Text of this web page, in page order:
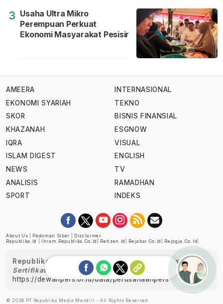
3 Usaha Ultra Mikro
Perempuan Perkuat
Ekonomi Masyarakat Pesisir
AMEERA
EKONOMI SYARIAH
SKOR
KHAZANAH
IQRA
ISLAM DIGEST
NEWS
ANALISIS
SPORT
INTERNASIONAL
TEKNO
BISNIS FINANSIAL
ESGNOW
VISUAL
ENGLISH
TV
RAMADHAN
INDEKS
About Us Pedoman Siber
Disclaimer
Republika.id
Ihram.republika.co.id Retizen.id Rejabar.co.id Rejogja.co.id
Republika telah diverifikasi oleh Dewan Pers
Sertifikat Nomor 1058/DP-Verifikasi/K/XII/2022
https://dewanpers.or.id/data/perusahaanpers
© 2026 PT Republika Media Mandiri - All Rights Reserved.
Ask me!